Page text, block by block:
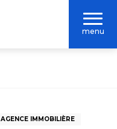
menu
AGENCE IMMOBILIÈRE